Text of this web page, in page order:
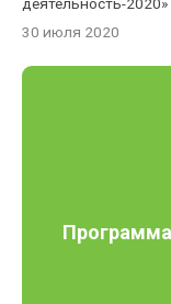
30 июля 2020